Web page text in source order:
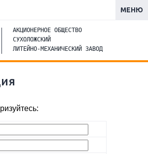
МЕНЮ
АКЦИОНЕРНОЕ ОБЩЕСТВО
СУХОЛОЖСКИЙ
ЛИТЕЙНО-МЕХАНИЧЕСКИЙ ЗАВОД